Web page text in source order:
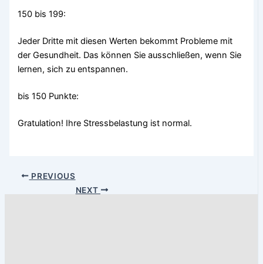
150 bis 199:
Jeder Dritte mit diesen Werten bekommt Probleme mit
der Gesundheit. Das können Sie ausschließen, wenn Sie
lernen, sich zu entspannen.
bis 150 Punkte:
Gratulation! Ihre Stressbelastung ist normal.
PREVIOUS
NEXT